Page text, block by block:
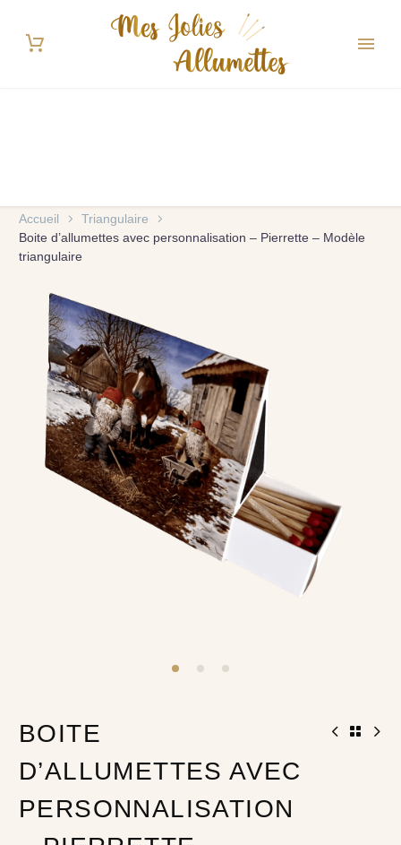
Accueil
Triangulaire
Boite d’allumettes avec personnalisation – Pierrette – Modèle
triangulaire
BOITE
D’ALLUMETTES AVEC
PERSONNALISATION